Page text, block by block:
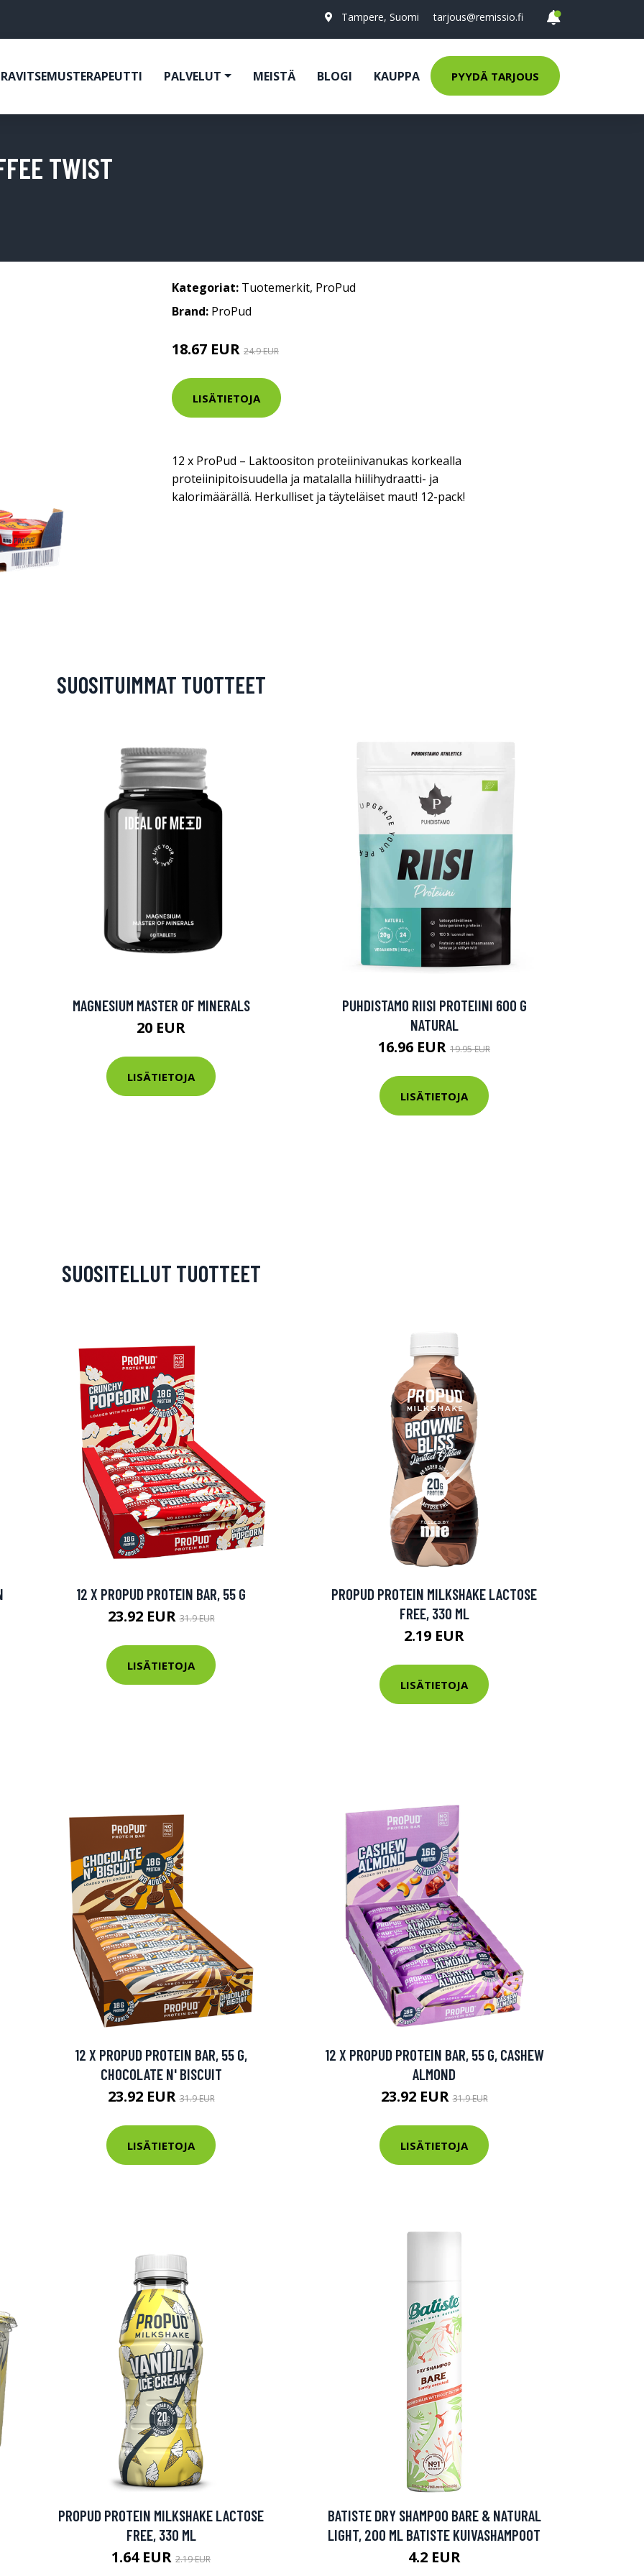
Tampere, Suomi tarjous@remissio.fi
RAVITSEMUSTERAPEUTTI PALVELUT MEISTÄ BLOGI KAUPPA PYYDÄ TARJOUS
TWIST
Kategoriat: Tuotemerkit, ProPud
Brand: ProPud
18.67 EUR 24.9 EUR
LISÄTIETOJA
12 x ProPud – Laktoositon proteiinivanukas korkealla
proteiinipitoisuudella ja matalalla hiilihydraatti- ja
kalorimäärällä. Herkulliset ja täyteläiset maut! 12-pack!
SUOSITUIMMAT TUOTTEET
MAGNESIUM MASTER OF MINERALS
20 EUR
LISÄTIETOJA
PUHDISTAMO RIISI PROTEIINI 600 G
NATURAL
16.96 EUR 19.95 EUR
LISÄTIETOJA
SUOSITELLUT TUOTTEET
12 X PROPUD PROTEIN BAR, 55 G
23.92 EUR31.9 EUR
LISÄTIETOJA
PROPUD PROTEIN MILKSHAKE LACTOSE
FREE, 330 ML
2.19 EUR
LISÄTIETOJA
12 X PROPUD PROTEIN BAR, 55 G,
CHOCOLATE N' BISCUIT
23.92 EUR31.9 EUR
LISÄTIETOJA
12 X PROPUD PROTEIN BAR, 55 G, CASHEW
ALMOND
23.92 EUR31.9 EUR
LISÄTIETOJA
PROPUD PROTEIN MILKSHAKE LACTOSE
FREE, 330 ML
1.64 EUR 2.19 EUR
BATISTE DRY SHAMPOO BARE & NATURAL
LIGHT, 200 ML BATISTE KUIVASHAMPOOT
4.2 EUR
tuotteet -20 %!